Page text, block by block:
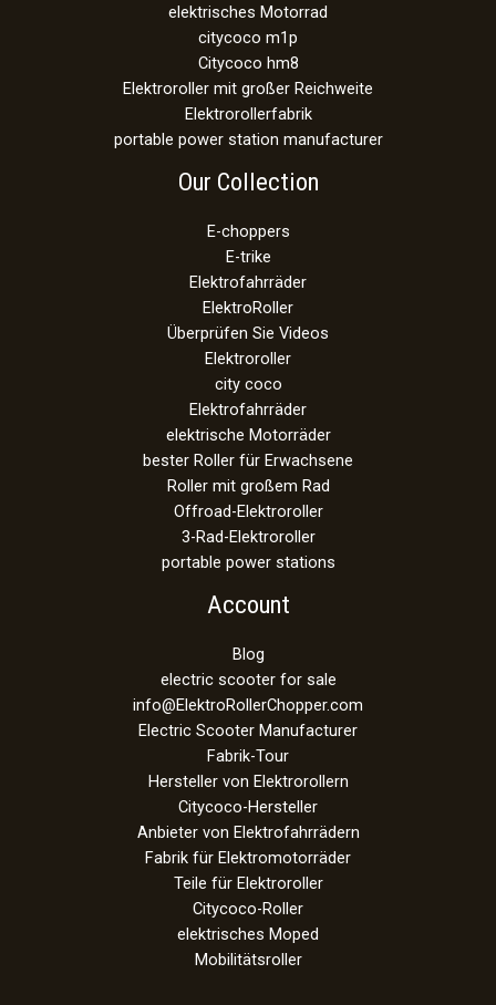
elektrisches Motorrad
citycoco m1p
Citycoco hm8
Elektroroller mit großer Reichweite
Elektrorollerfabrik
portable power station manufacturer
Our Collection
E-choppers
E-trike
Elektrofahrräder
ElektroRoller
Überprüfen Sie Videos
Elektroroller
city coco
Elektrofahrräder
elektrische Motorräder
bester Roller für Erwachsene
Roller mit großem Rad
Offroad-Elektroroller
3-Rad-Elektroroller
portable power stations
Account
Blog
electric scooter for sale
info@ElektroRollerChopper.com
Electric Scooter Manufacturer
Fabrik-Tour
Hersteller von Elektrorollern
Citycoco-Hersteller
Anbieter von Elektrofahrrädern
Fabrik für Elektromotorräder
Teile für Elektroroller
Citycoco-Roller
elektrisches Moped
Mobilitätsroller